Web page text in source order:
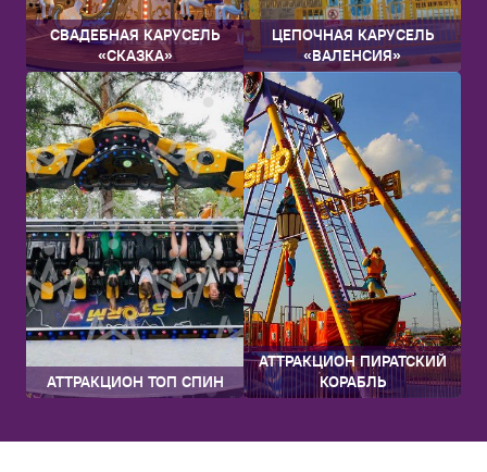
СВАДЕБНАЯ КАРУСЕЛЬ
«СКАЗКА»
ЦЕПОЧНАЯ КАРУСЕЛЬ
«ВАЛЕНСИЯ»
АТТРАКЦИОН ТОП СПИН
АТТРАКЦИОН ПИРАТСКИЙ
КОРАБЛЬ